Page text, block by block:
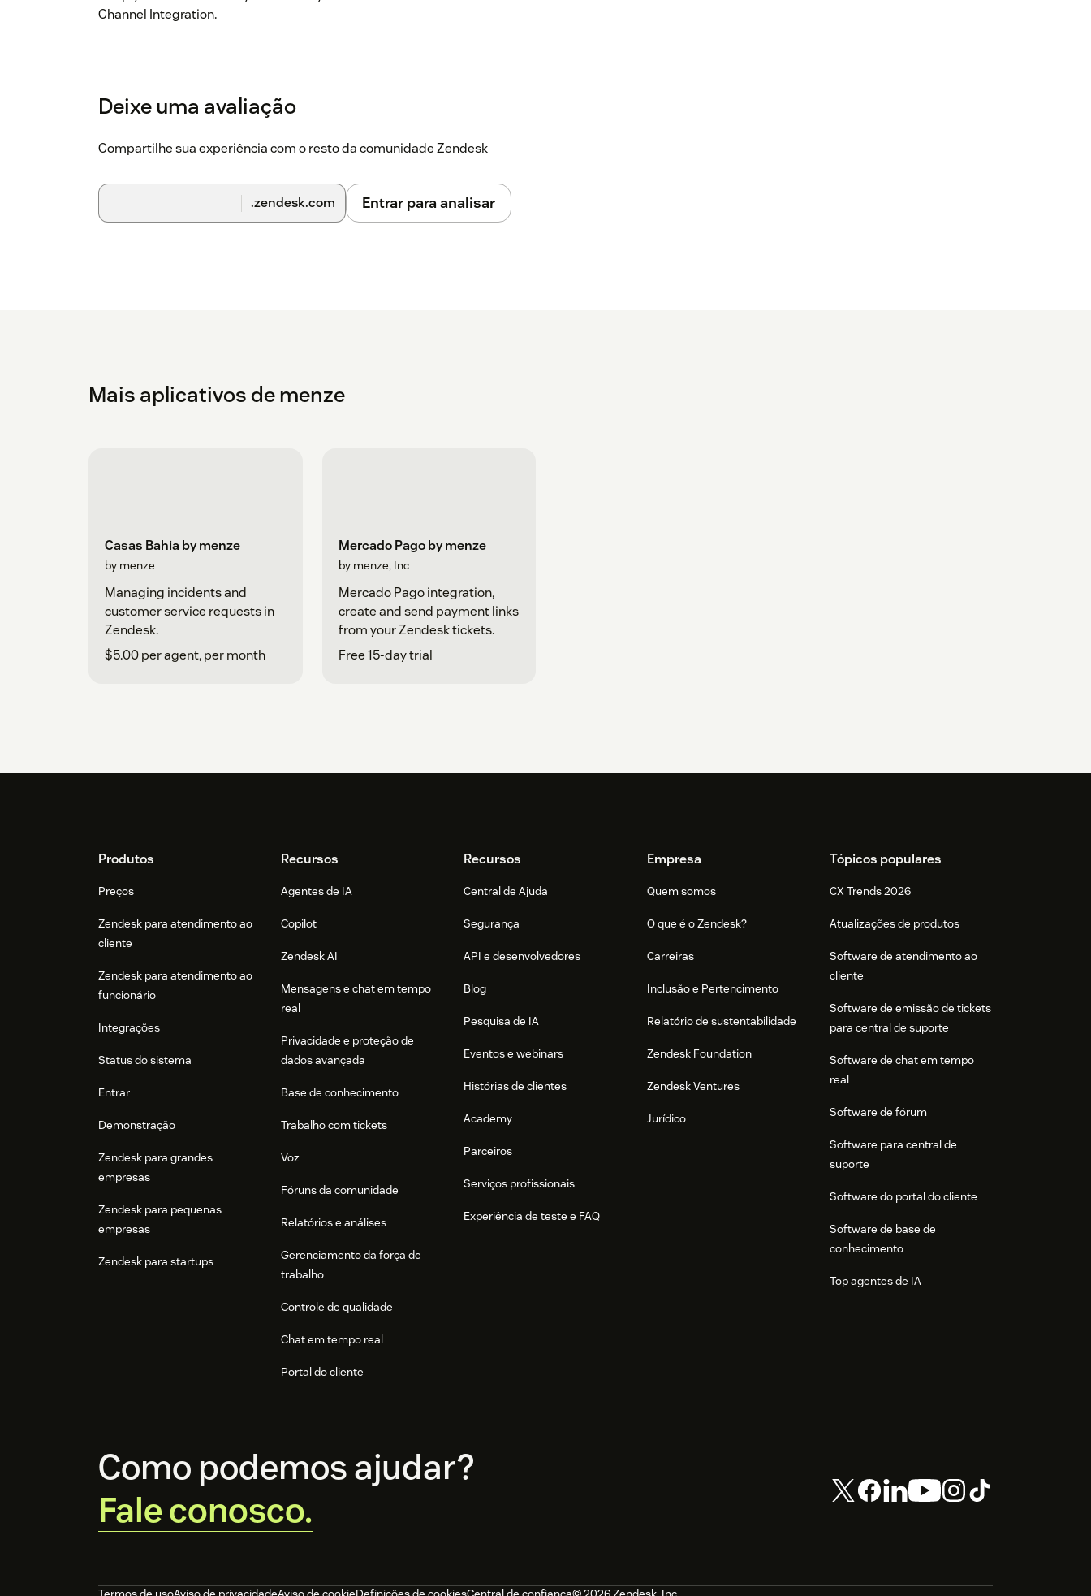
Channel Integration.
Deixe uma avaliação
Compartilhe sua experiência com o resto da comunidade Zendesk
.zendesk.com Entrar para analisar
Mais aplicativos de menze
Casas Bahia by menze
by menze
Managing incidents and
customer service requests in
Zendesk.
$5.00 per agent, per month
Mercado Pago by menze
by menze, Inc
Mercado Pago integration,
create and send payment links
from your Zendesk tickets.
Free 15-day trial
FooterProdutos
Preços
Zendesk para atendimento ao
cliente
Zendesk para atendimento ao
funcionário
Integrações
Status do sistema
Entrar
Demonstração
Zendesk para grandes
empresas
Zendesk para pequenas
empresas
Zendesk para startups
Recursos
Agentes de IA
Copilot
Zendesk AI
Mensagens e chat em tempo
real
Privacidade e proteção de
dados avançada
Base de conhecimento
Trabalho com tickets
Voz
Fóruns da comunidade
Relatórios e análises
Gerenciamento da força de
trabalho
Controle de qualidade
Chat em tempo real
Portal do cliente
Recursos
Central de Ajuda
Segurança
API e desenvolvedores
Blog
Pesquisa de IA
Eventos e webinars
Histórias de clientes
Academy
Parceiros
Serviços profissionais
Experiência de teste e FAQ
Empresa
Quem somos
O que é o Zendesk?
Carreiras
Inclusão e Pertencimento
Relatório de sustentabilidade
Zendesk Foundation
Zendesk Ventures
Jurídico
Tópicos populares
CX Trends 2026
Atualizações de produtos
Software de atendimento ao
cliente
Software de emissão de tickets
para central de suporte
Software de chat em tempo
real
Software de fórum
Software para central de
suporte
Software do portal do cliente
Software de base de
conhecimento
Top agentes de IA
Como podemos ajudar?
Fale conosco.